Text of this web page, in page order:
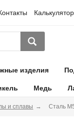
изделия
Медь
и сплавы Сталь